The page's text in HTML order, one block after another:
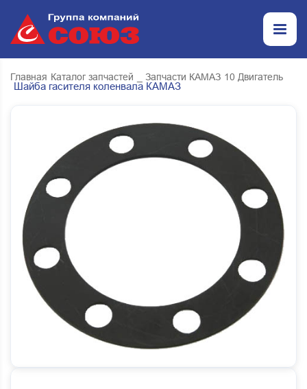
Главная Каталог запчастей _ Запчасти КАМАЗ 10 Двигатель
Шайба гасителя коленвала КАМАЗ